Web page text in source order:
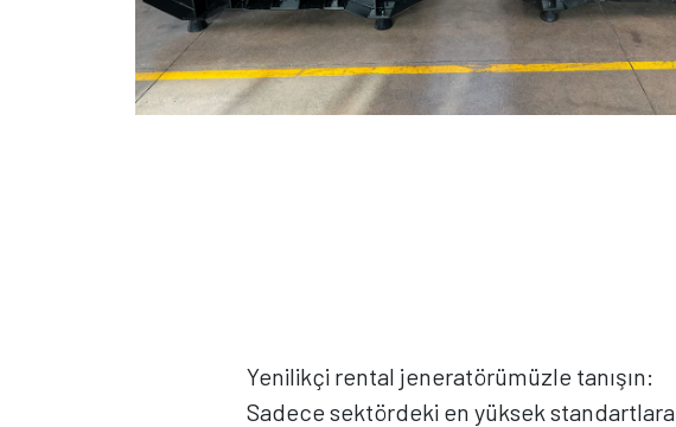
Yenilikçi rental jeneratörümüzle tanışın:
Sadece sektördeki en yüksek standartlara